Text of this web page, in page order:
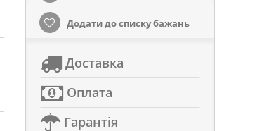
Додати до списку бажань
Доставка
Оплата
Гарантія